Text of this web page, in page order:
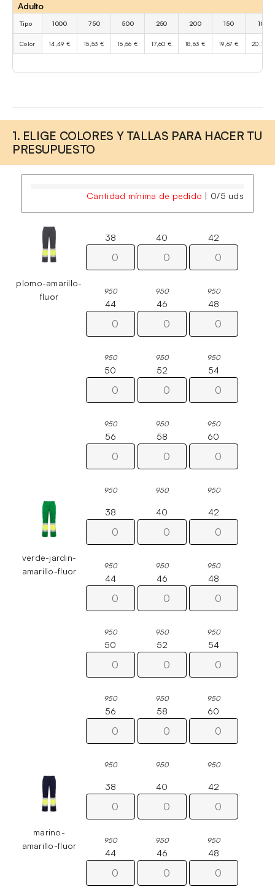
Adulto
Tipo 1000 750 500 250 200 150 100
Color 14,49 € 15,53 € 16,56 € 17,60 € 18,63 € 19,67 € 20,70 €
1. ELIGE COLORES Y TALLAS PARA HACER TU
PRESUPUESTO
Cantidad mínima de pedido | 0/5 uds
plomo-amarillo-
fluor
38
950
40
950
42
950
44
950
46
950
48
950
50
950
52
950
54
950
56
950
58
950
60
950
verde-jardin-
amarillo-fluor
38
950
40
950
42
950
44
950
46
950
48
950
50
950
52
950
54
950
56
950
58
950
60
950
marino-
amarillo-fluor
38
950
40
950
42
950
44 46 48